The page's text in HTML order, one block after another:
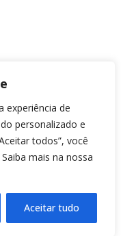
experiência de
personalizado e
todos”, você
mais na nossa
Aceitar tudo